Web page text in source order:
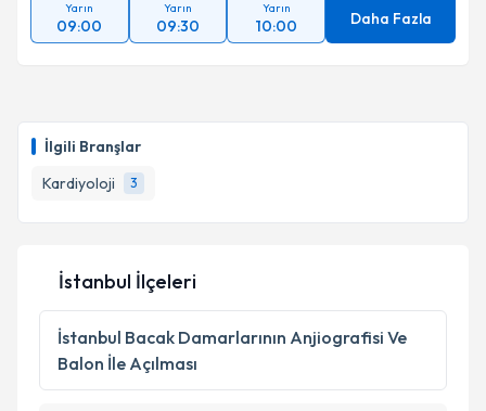
İlgili Branşlar
Kardiyoloji
3
Yarın
09:00
Yarın
09:30
Yarın
10:00 Daha Fazla
İstanbul İlçeleri
İstanbul Bacak Damarlarının Anjiografisi Ve
Balon İle Açılması